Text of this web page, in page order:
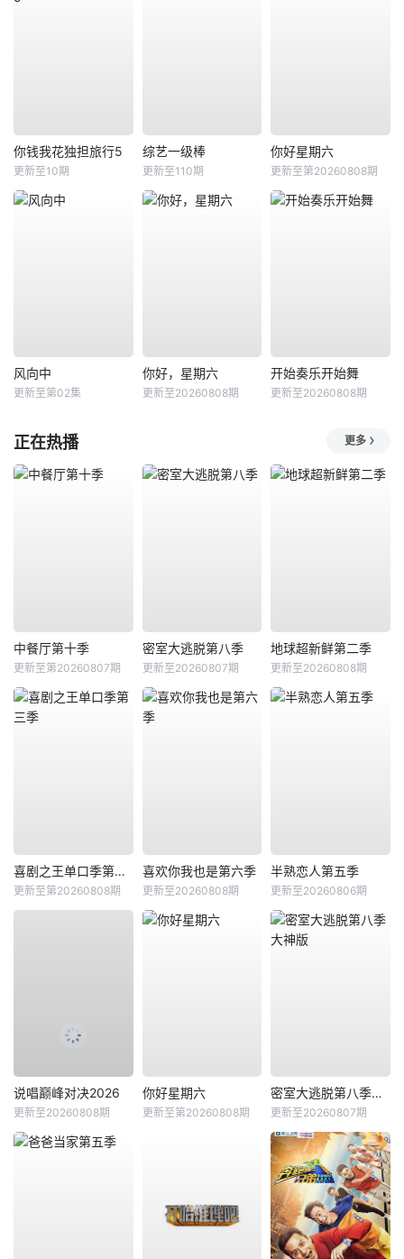
你钱我花独担旅行5
更新至10期
综艺一级棒
更新至110期
你好星期六
更新至第20260808期
风向中
更新至第02集
你好，星期六
更新至20260808期
开始奏乐开始舞
更新至20260808期
正在热播 更多
中餐厅第十季
更新至第20260807期
密室大逃脱第八季
更新至20260807期
地球超新鲜第二季
更新至20260808期
喜剧之王单口季第三季
更新至第20260808期
喜欢你我也是第六季
更新至20260808期
半熟恋人第五季
更新至20260806期
说唱巅峰对决2026
更新至20260808期
你好星期六
更新至第20260808期
密室大逃脱第八季大神版
更新至20260807期